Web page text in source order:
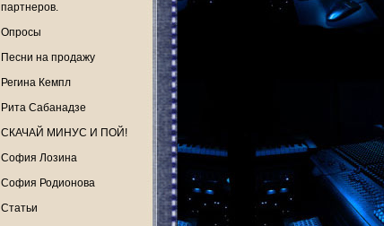
партнеров.
Опросы
Песни на продажу
Регина Кемпл
Рита Сабанадзе
СКАЧАЙ МИНУС И ПОЙ!
София Лозина
София Родионова
Статьи